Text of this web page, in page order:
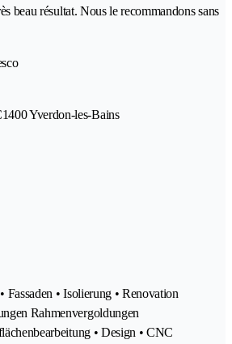
beau résultat. Nous le recommandons sans
1400 Yverdon-les-Bains
Fassaden • Isolierung • Renovation
Rahmenvergoldungen
• Design • CNC